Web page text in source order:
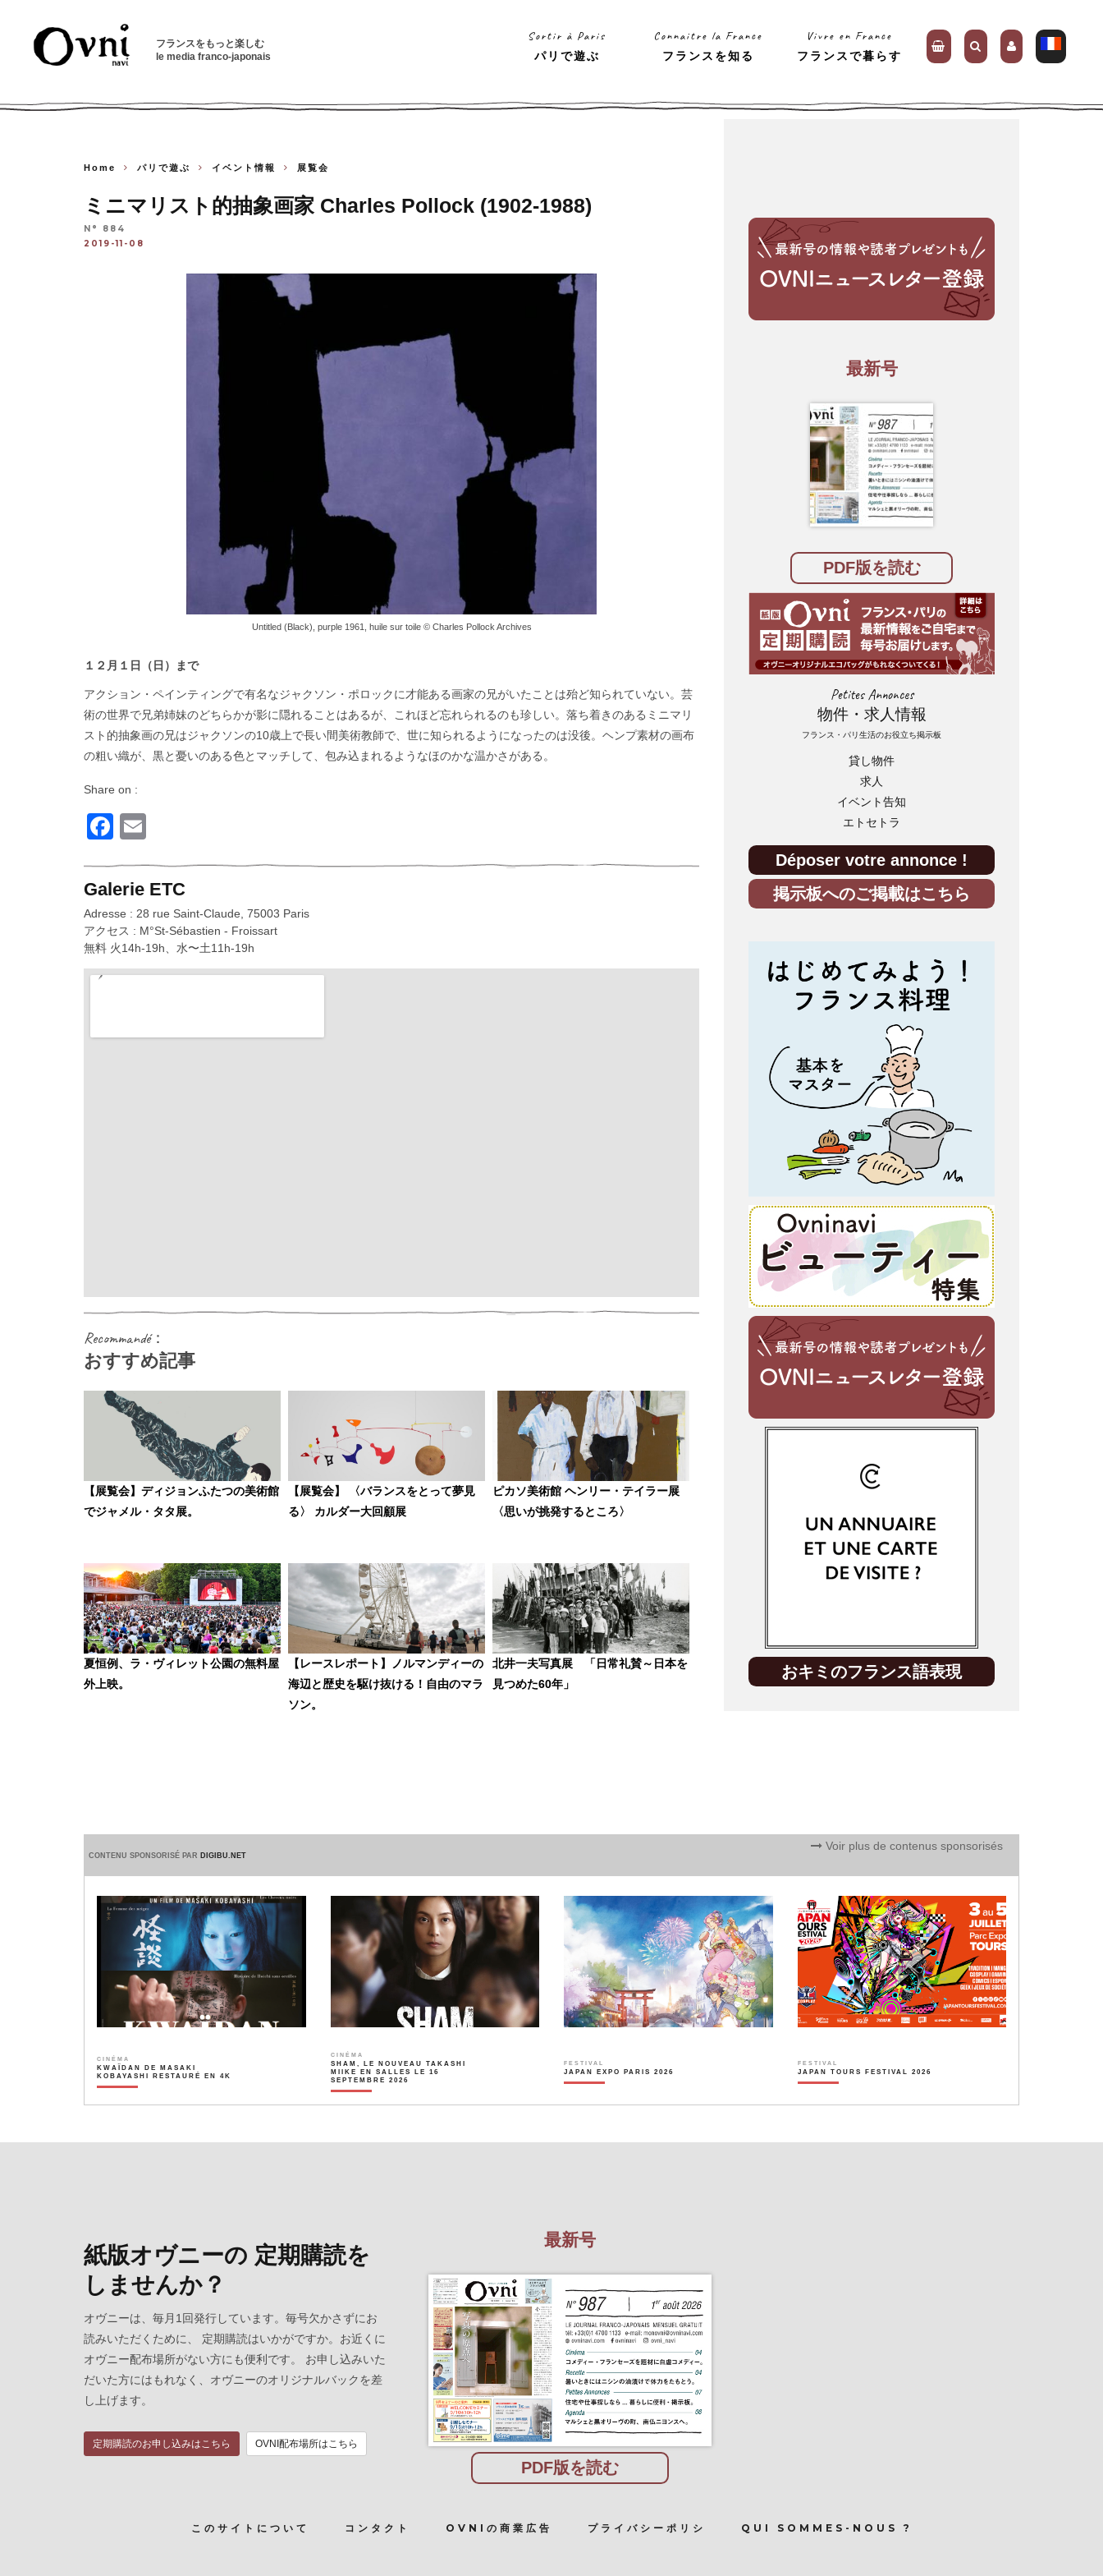
フランスをもっと楽しむ
le media franco-japonais
Sortir à Paris
パリで遊ぶ
Connaitre la France
フランスを知る
Vivre en France
フランスで暮らす
Home パリで遊ぶ イベント情報 展覧会
ミニマリスト的抽象画家 Charles Pollock (1902-1988)
N° 884
2019-11-08
Untitled (Black), purple 1961, huile sur toile © Charles Pollock Archives
１２月１日（日）まで
アクション・ペインティングで有名なジャクソン・ポロックに才能ある画家の兄がいたことは殆ど知られていない。芸
術の世界で兄弟姉妹のどちらかが影に隠れることはあるが、これほど忘れられるのも珍しい。落ち着きのあるミニマリ
スト的抽象画の兄はジャクソンの10歳上で長い間美術教師で、世に知られるようになったのは没後。ヘンプ素材の画布
の粗い織が、黒と憂いのある色とマッチして、包み込まれるようなほのかな温かさがある。
Share on :
Facebook
Galerie ETC
Adresse : 28 rue Saint-Claude, 75003 Paris
アクセス : M°St-Sébastien - Froissart
無料 火14h-19h、水〜土11h-19h
Recommandé：
おすすめ記事
【展覧会】ディジョンふたつの美術館
でジャメル・タタ展。
【展覧会】 〈バランスをとって夢見
る〉 カルダー大回顧展
ピカソ美術館 ヘンリー・テイラー展
〈思いが挑発するところ〉
夏恒例、ラ・ヴィレット公園の無料屋
外上映。
【レースレポート】ノルマンディーの
海辺と歴史を駆け抜ける！自由のマラ
ソン。
北井一夫写真展 「日常礼賛～日本を
見つめた60年」
最新号
PDF版を読む
Petites Annonces
物件・求人情報
フランス・パリ生活のお役立ち掲示板
貸し物件
求人
イベント告知
エトセトラ
Déposer votre annonce !
掲示板へのご掲載はこちら
おキミのフランス語表現
CONTENU SPONSORISÉ PAR DIGIBU.NET
Voir plus de contenus sponsorisés
CINÉMA
KWAÏDAN DE MASAKI
KOBAYASHI RESTAURÉ EN 4K
CINÉMA
SHAM, LE NOUVEAU TAKASHI
MIIKE EN SALLES LE 16
SEPTEMBRE 2026
FESTIVAL
JAPAN EXPO PARIS 2026
FESTIVAL
JAPAN TOURS FESTIVAL 2026
紙版オヴニーの 定期購読を
しませんか？
オヴニーは、毎月1回発行しています。毎号欠かさずにお
読みいただくために、 定期購読はいかがですか。お近くに
オヴニー配布場所がない方にも便利です。 お申し込みいた
だいた方にはもれなく、オヴニーのオリジナルバックを差
し上げます。
定期購読のお申し込みはこちら OVNI配布場所はこちら
最新号
PDF版を読む
このサイトについて コンタクト OVNIの商業広告 プライバシーポリシ QUI SOMMES-NOUS ?